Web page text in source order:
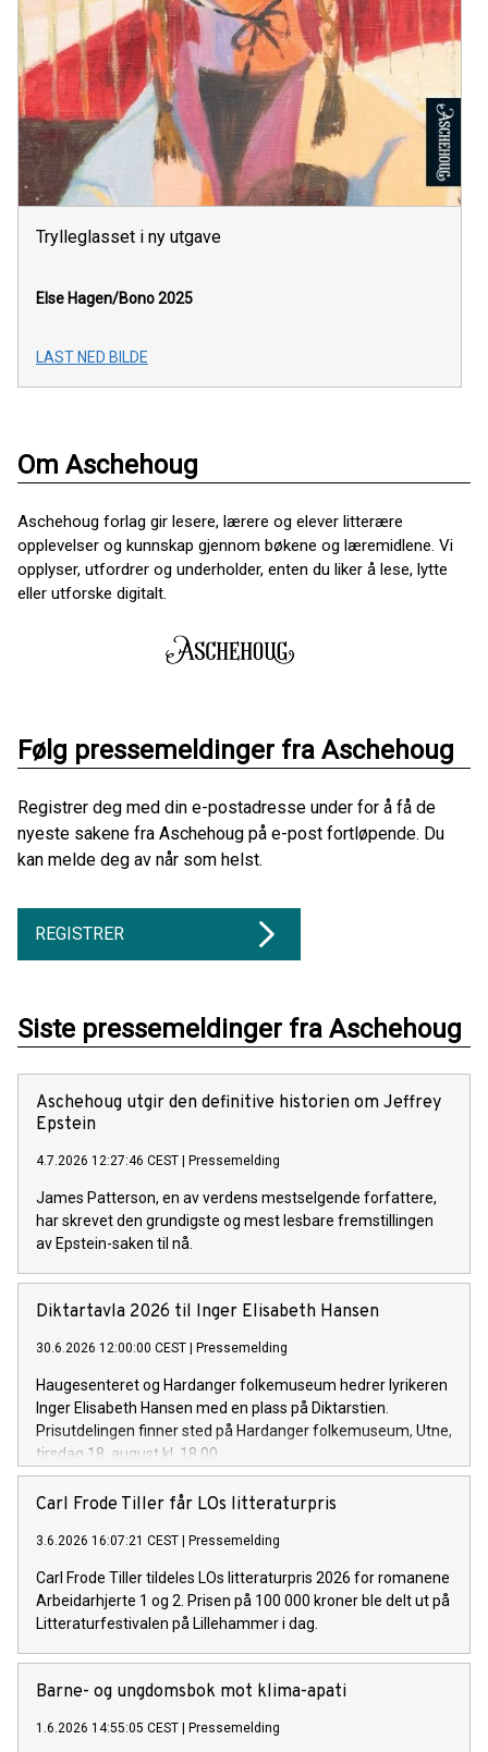
Trylleglasset i ny utgave
Else Hagen/Bono 2025
LAST NED BILDE
Om Aschehoug
Aschehoug forlag gir lesere, lærere og elever litterære
opplevelser og kunnskap gjennom bøkene og læremidlene. Vi
opplyser, utfordrer og underholder, enten du liker å lese, lytte
eller utforske digitalt.
Følg pressemeldinger fra Aschehoug
Registrer deg med din e-postadresse under for å få de
nyeste sakene fra Aschehoug på e-post fortløpende. Du
kan melde deg av når som helst.
REGISTRER
Siste pressemeldinger fra Aschehoug
Aschehoug utgir den definitive historien om Jeffrey
Epstein
4.7.2026 12:27:46 CEST | Pressemelding
James Patterson, en av verdens mestselgende forfattere,
har skrevet den grundigste og mest lesbare fremstillingen
av Epstein-saken til nå.
Diktartavla 2026 til Inger Elisabeth Hansen
30.6.2026 12:00:00 CEST | Pressemelding
Haugesenteret og Hardanger folkemuseum hedrer lyrikeren
Inger Elisabeth Hansen med en plass på Diktarstien.
Prisutdelingen finner sted på Hardanger folkemuseum, Utne,
tirsdag 18. august kl. 18.00.
Carl Frode Tiller får LOs litteraturpris
3.6.2026 16:07:21 CEST | Pressemelding
Carl Frode Tiller tildeles LOs litteraturpris 2026 for romanene
Arbeidarhjerte 1 og 2. Prisen på 100 000 kroner ble delt ut på
Litteraturfestivalen på Lillehammer i dag.
Barne- og ungdomsbok mot klima-apati
1.6.2026 14:55:05 CEST | Pressemelding